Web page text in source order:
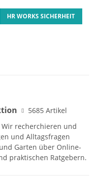
HR WORKS SICHERHEIT
5685 Artikel
Wir recherchieren und
und Alltagsfragen
Garten über Online-
praktischen Ratgebern.